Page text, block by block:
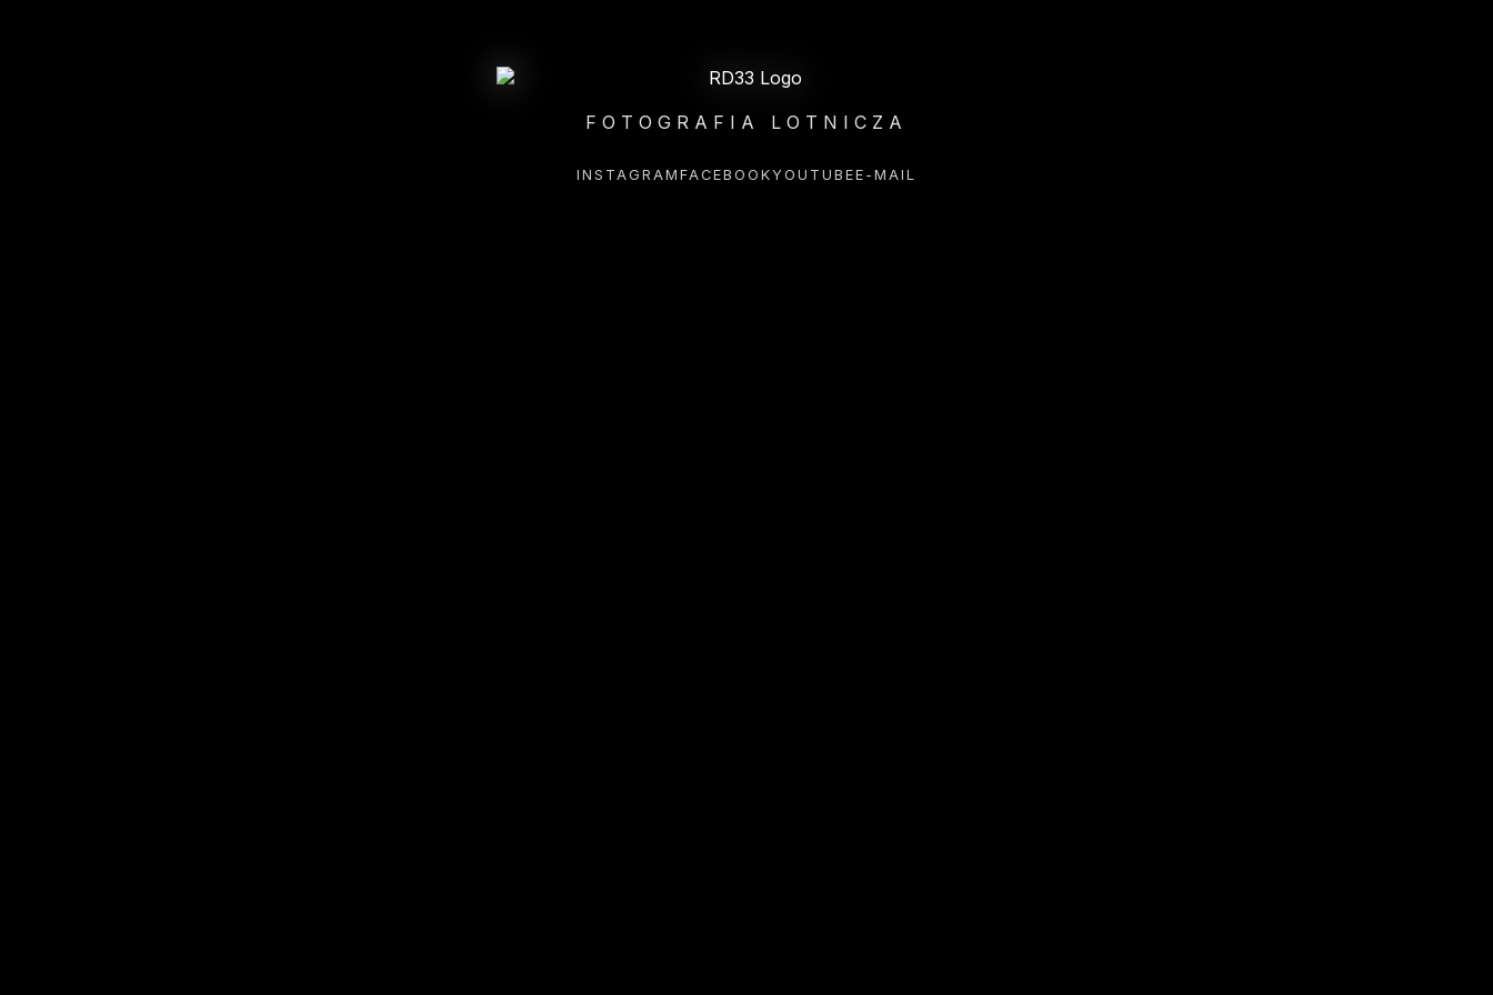
FOTOGRAFIA LOTNICZA
INSTAGRAM FACEBOOKYOUTUBEE-MAIL